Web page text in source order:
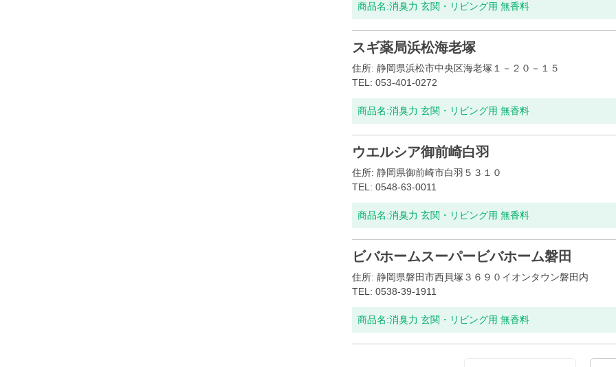
商品名:消臭力 玄関・リビング用 無香料
スギ薬局浜松海老塚
住所: 静岡県浜松市中央区海老塚１－２０－１５
TEL: 053-401-0272
商品名:消臭力 玄関・リビング用 無香料
ウエルシア御前崎白羽
住所: 静岡県御前崎市白羽５３１０
TEL: 0548-63-0011
商品名:消臭力 玄関・リビング用 無香料
ビバホームスーパービバホーム磐田
住所: 静岡県磐田市西貝塚３６９０イオンタウン磐田内
TEL: 0538-39-1911
商品名:消臭力 玄関・リビング用 無香料